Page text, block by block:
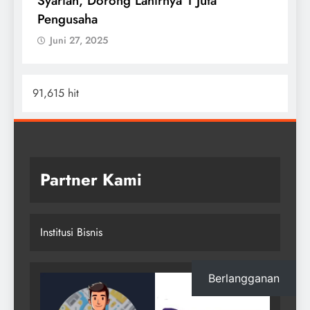
Juni 27, 2025
91,615 hit
Partner Kami
Institusi Bisnis
Berlangganan